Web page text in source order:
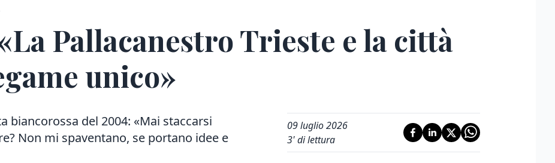
Pallacanestro Trieste e la città
unico»
biancorossa del 2004: «Mai staccarsi
Non mi spaventano, se portano idee e
09 luglio 2026
3' di lettura